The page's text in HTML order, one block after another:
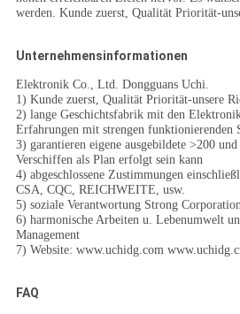
werden. Kunde zuerst, Qualität Priorität-
Unternehmensinformationen
Elektronik Co., Ltd. Dongguans Uchi.
1) Kunde zuerst, Qualität Priorität-unsere
2) lange Geschichtsfabrik mit den
Erfahrungen mit strengen funktionierenden
3) garantieren eigene ausgebildete >200
Verschiffen als Plan erfolgt sein kann
4) abgeschlossene Zustimmungen
CSA, CQC, REICHWEITE, usw.
5) soziale Verantwortung Strong
6) harmonische Arbeiten u. Lebenumwelt
Management
7) Website: www.uchidg.com
FAQ